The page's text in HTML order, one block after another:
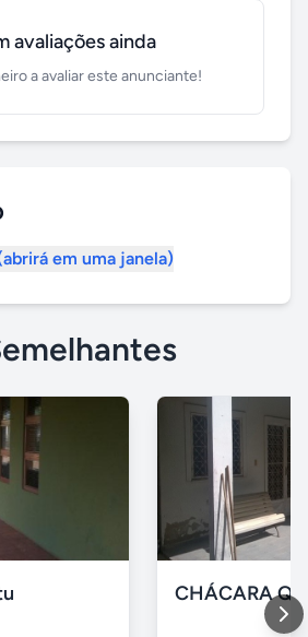
avaliações ainda
a avaliar este anunciante!
em uma janela)